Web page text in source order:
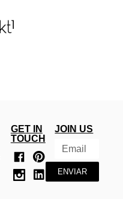
GET IN
TOUCH
JOIN US
ENVIAR